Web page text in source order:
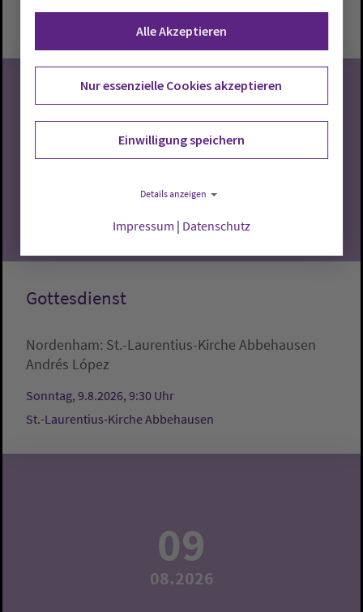
St. Laurentius-Kirche
09
Gottesdienst
Nordenham: St.-Laurentius-Kirche Abbehausen
Andrés López
Sonntag, 9.8.2026, 9:30 Uhr
St.-Laurentius-Kirche Abbehausen
09
08.2026
Alle Akzeptieren
Nur essenzielle Cookies akzeptieren
Einwilligung speichern
Details anzeigen
Impressum | Datenschutz